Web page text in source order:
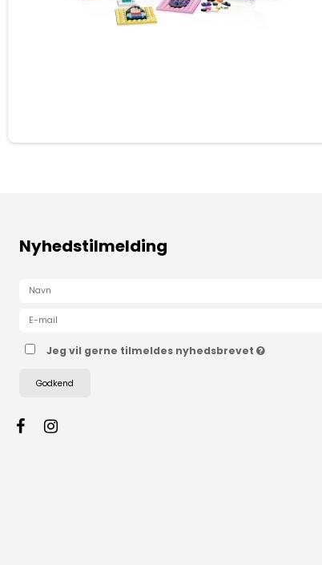
Nyhedstilmelding
Jeg vil gerne tilmeldes nyhedsbrevet
Godkend